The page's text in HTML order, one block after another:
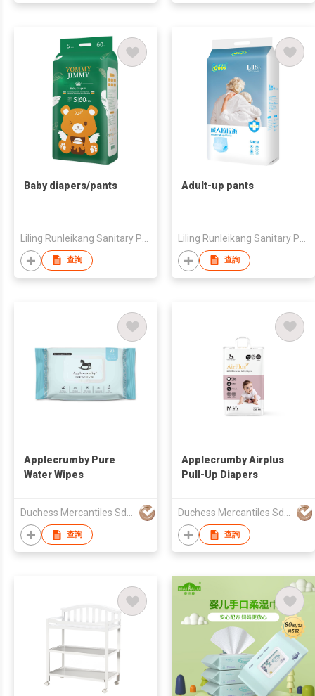
Baby diapers/pants
查詢
Adult-up pants
查詢
Applecrumby Pure
Water Wipes
Duchess Mercantiles Sdn Bhd
查詢
Applecrumby Airplus
Pull-Up Diapers
Duchess Mercantiles Sdn Bhd
查詢